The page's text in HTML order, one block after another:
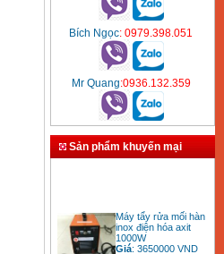
Bích Ngọc: 0979.398.051
Mr Quang:0936.132.359
Sản phẩm khuyến mại
inox điện hóa axit
1000W
Giá:3650000